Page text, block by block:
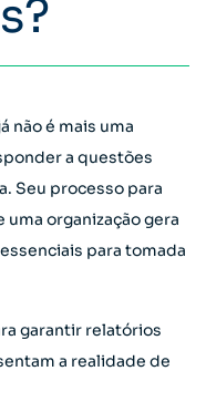
não é mais uma
a questões
Seu processo para
organização gera
para tomada
garantir relatórios
a realidade de